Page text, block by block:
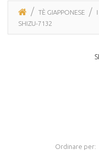
TÈ GIAPPONESE
SHIZU-7132
Ordinare per: